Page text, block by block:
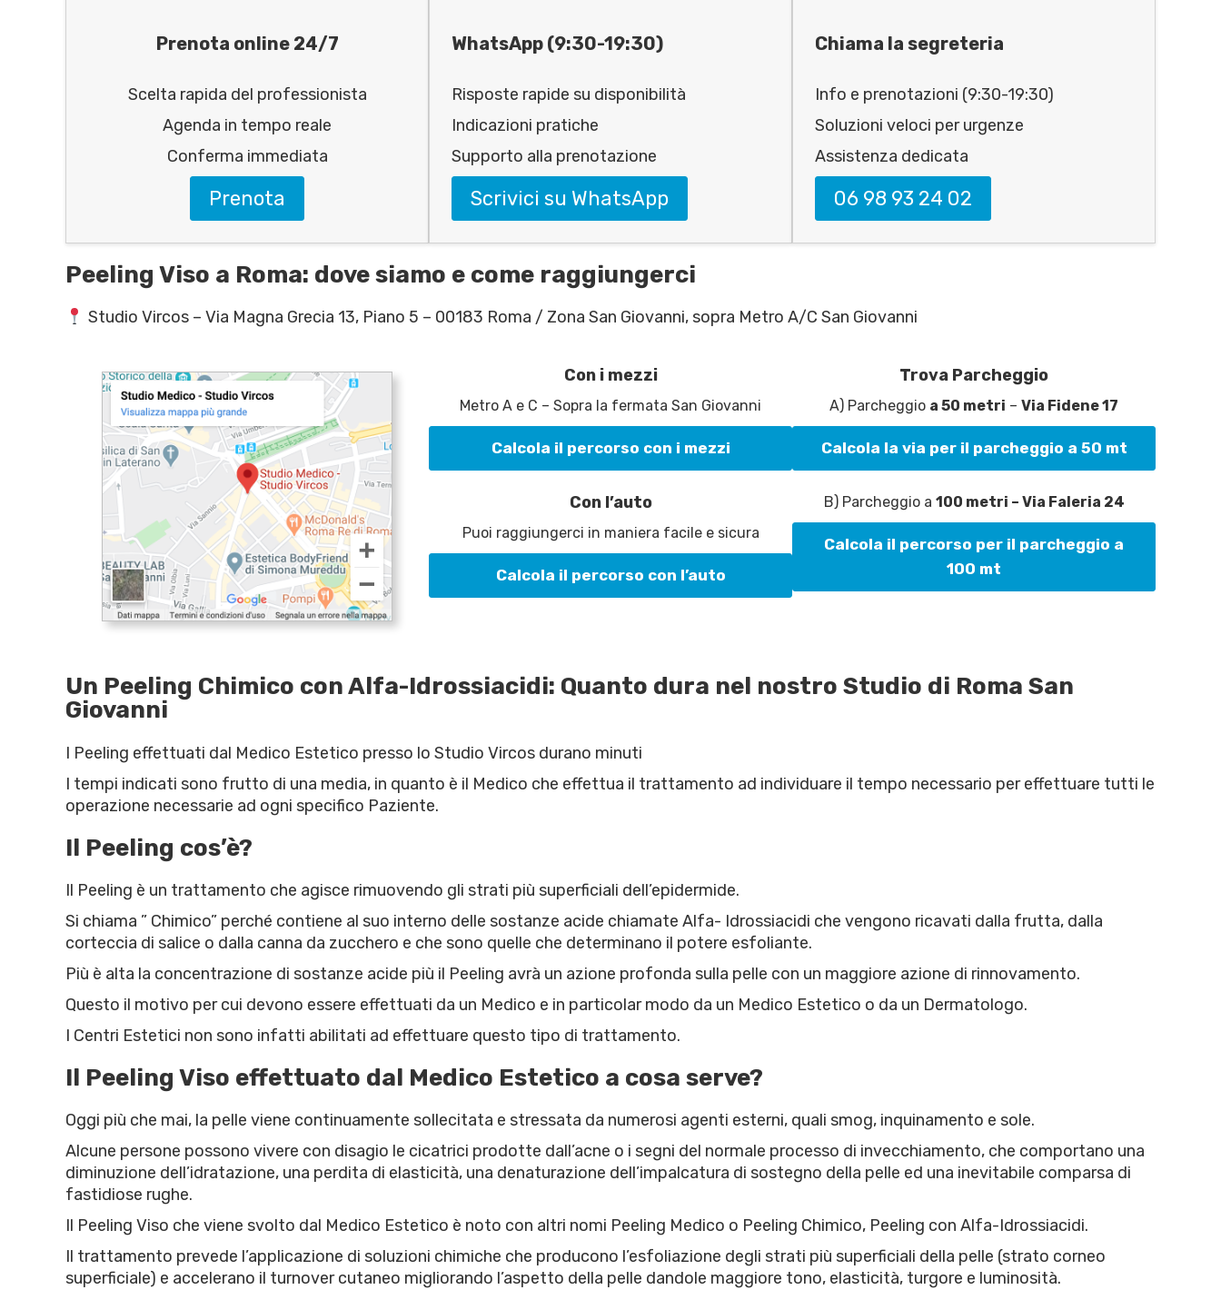
Prenota online 24/7
Scelta rapida del professionista
Agenda in tempo reale
Conferma immediata
Prenota
WhatsApp (9:30-19:30)
Risposte rapide su disponibilità
Indicazioni pratiche
Supporto alla prenotazione
Scrivici su WhatsApp
Chiama la segreteria
Info e prenotazioni (9:30-19:30)
Soluzioni veloci per urgenze
Assistenza dedicata
06 98 93 24 02
Peeling Viso a Roma: dove siamo e come raggiungerci
Studio Vircos – Via Magna Grecia 13, Piano 5 – 00183 Roma / Zona San Giovanni, sopra Metro A/C San Giovanni
Con i mezzi
Metro A e C – Sopra la fermata San Giovanni
Calcola il percorso con i mezzi
Con l’auto
Puoi raggiungerci in maniera facile e sicura
Calcola il percorso con l’auto
Trova Parcheggio
A) Parcheggio a 50 metri – Via Fidene 17
Calcola la via per il parcheggio a 50 mt
B) Parcheggio a 100 metri – Via Faleria 24
Calcola il percorso per il parcheggio a
100 mt
Un Peeling Chimico con Alfa-Idrossiacidi: Quanto dura nel nostro Studio di Roma San
Giovanni
I Peeling effettuati dal Medico Estetico presso lo Studio Vircos durano minuti
I tempi indicati sono frutto di una media, in quanto è il Medico che effettua il trattamento ad individuare il tempo necessario per effettuare tutti le
operazione necessarie ad ogni specifico Paziente.
Il Peeling cos’è?
Il Peeling è un trattamento che agisce rimuovendo gli strati più superficiali dell’epidermide.
Si chiama ” Chimico” perché contiene al suo interno delle sostanze acide chiamate Alfa- Idrossiacidi che vengono ricavati dalla frutta, dalla
corteccia di salice o dalla canna da zucchero e che sono quelle che determinano il potere esfoliante.
Più è alta la concentrazione di sostanze acide più il Peeling avrà un azione profonda sulla pelle con un maggiore azione di rinnovamento.
Questo il motivo per cui devono essere effettuati da un Medico e in particolar modo da un Medico Estetico o da un Dermatologo.
I Centri Estetici non sono infatti abilitati ad effettuare questo tipo di trattamento.
Il Peeling Viso effettuato dal Medico Estetico a cosa serve?
Oggi più che mai, la pelle viene continuamente sollecitata e stressata da numerosi agenti esterni, quali smog, inquinamento e sole.
Alcune persone possono vivere con disagio le cicatrici prodotte dall’acne o i segni del normale processo di invecchiamento, che comportano una
diminuzione dell’idratazione, una perdita di elasticità, una denaturazione dell’impalcatura di sostegno della pelle ed una inevitabile comparsa di
fastidiose rughe.
Il Peeling Viso che viene svolto dal Medico Estetico è noto con altri nomi Peeling Medico o Peeling Chimico, Peeling con Alfa-Idrossiacidi.
Il trattamento prevede l’applicazione di soluzioni chimiche che producono l’esfoliazione degli strati più superficiali della pelle (strato corneo
superficiale) e accelerano il turnover cutaneo migliorando l’aspetto della pelle dandole maggiore tono, elasticità, turgore e luminosità.